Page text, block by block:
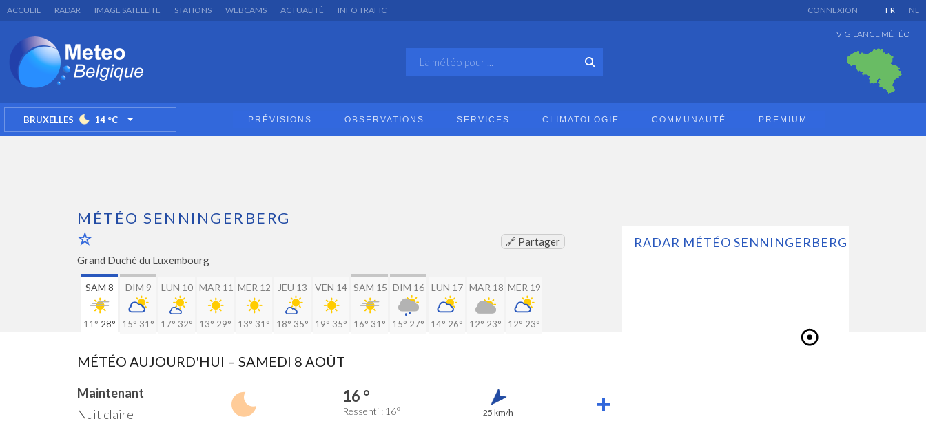
ACCUEIL RADAR IMAGE SATELLITE STATIONS WEBCAMS ACTUALITÉ INFO TRAFIC FR NL
CONNEXION
VIGILANCE MÉTÉO
BRUXELLES 14°C TOGGLE DROPDOWN PRÉVISIONS OBSERVATIONS SERVICES CLIMATOLOGIE COMMUNAUTÉ PREMIUM
MÉTÉO SENNINGERBERG
🔗 Partager
Grand Duché du Luxembourg
SAM 8
11° 28°
DIM 9
15° 31°
LUN 10
17° 32°
MAR 11
13° 29°
MER 12
13° 31°
JEU 13
18° 35°
VEN 14
19° 35°
SAM 15
16° 31°
DIM 16
15° 27°
LUN 17
14° 26°
MAR 18
12° 23°
MER 19
12° 23°
MÉTÉO AUJOURD'HUI – SAMEDI 8 AOÛT
Maintenant
Nuit claire
16 °
Ressenti : 16° 25 km/h
RADAR MÉTÉO SENNINGERBERG